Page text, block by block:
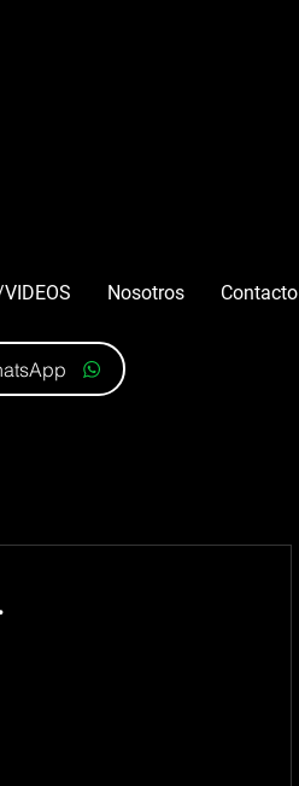
Nosotros Contacto